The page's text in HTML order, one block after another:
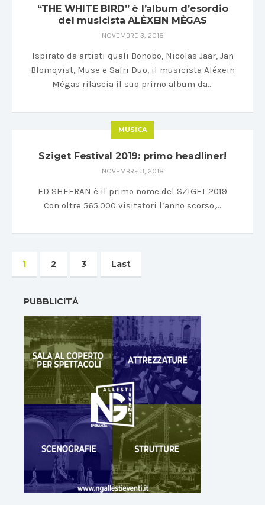
“THE WHITE BIRD” è l’album d’esordio
del musicista ALÈXEIN MÈGAS
NOVEMBRE 3, 2018
Ispirato da artisti quali Bonobo, Nicolas Jaar, Jan
Blomqvist, Muse e Safri Duo, il musicista Aléxein
Mégas rilascia il suo primo album da…
MUSICA
Sziget Festival 2019: primo headliner!
NOVEMBRE 3, 2018
ED SHEERAN è il primo nome del SZIGET 2019
Con oltre 565.000 visitatori l’anno scorso,…
1 2 3 Last
PUBBLICITÀ